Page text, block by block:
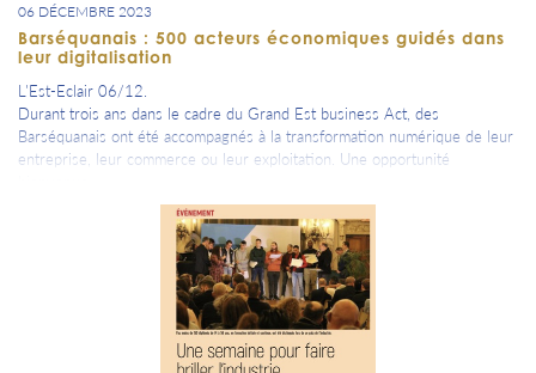
06 DÉCEMBRE 2023
Barséquanais : 500 acteurs économiques guidés dans
leur digitalisation
L'Est-Eclair 06/12.
Durant trois ans dans le cadre du Grand Est business Act, des
Barséquanais ont été accompagnés à la transformation numérique de leur
entreprise, leur commerce ou leur exploitation. Une opportunité